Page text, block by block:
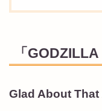
「
Glad About